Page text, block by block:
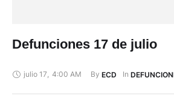
Defunciones 17 de julio
julio 17, 4:00 AM By ECD In